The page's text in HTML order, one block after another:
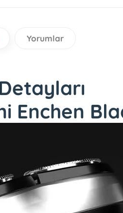
Yorumlar
Enchen